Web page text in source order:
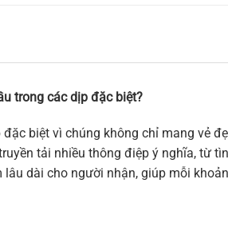
trong các dịp đặc biệt?
biệt vì chúng không chỉ mang vẻ
tải nhiều thông điệp ý nghĩa, từ
dài cho người nhận, giúp mỗi